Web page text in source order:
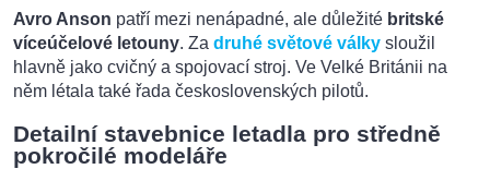
Avro Anson patří mezi nenápadné, ale důležité britské
víceúčelové letouny. Za druhé světové války sloužil
hlavně jako cvičný a spojovací stroj. Ve Velké Británii na
něm létala také řada československých pilotů.
Detailní stavebnice letadla pro středně
pokročilé modeláře